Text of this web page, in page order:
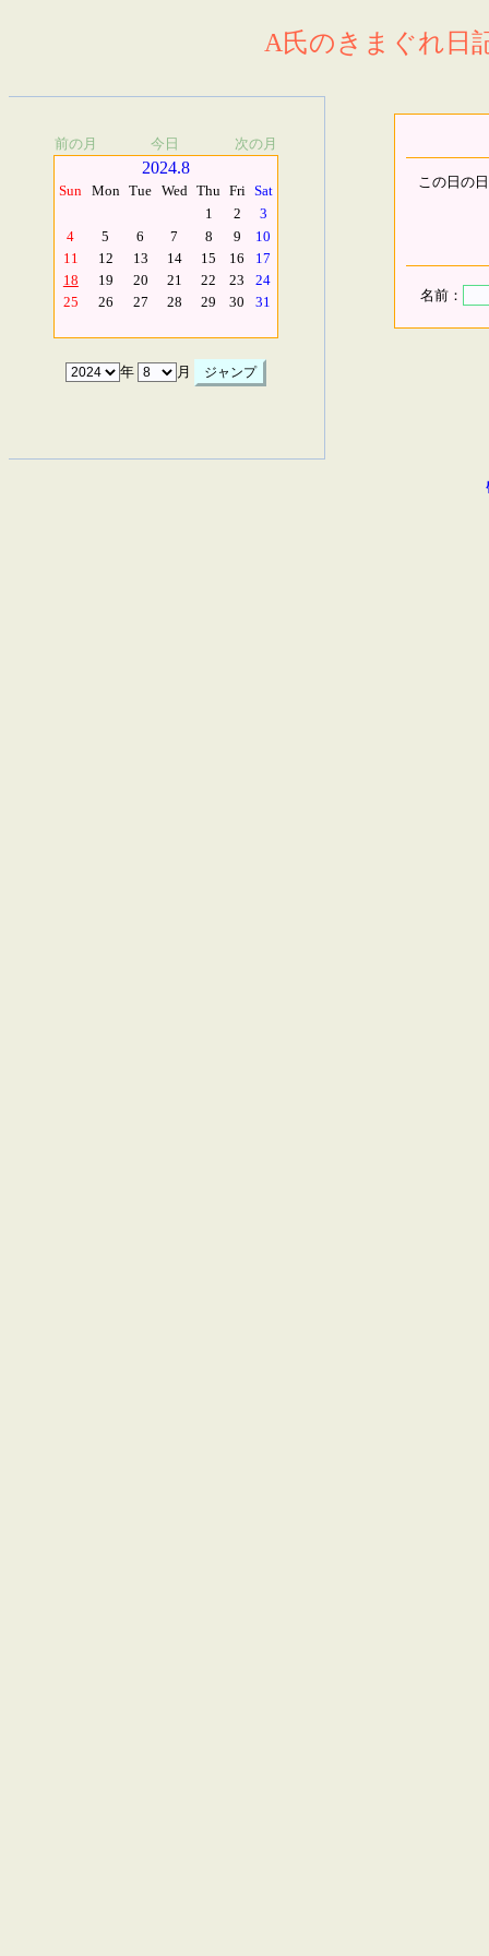
A氏のきまぐれ日
前の月 今日 次の月
2024.8
Sun Mon Tue Wed Thu Fri Sat
1
2
3
4
5 6 7 8 9
10
11
12 13 14 15 16
17
18
19 20 21 22 23
24
25
26 27 28 29 30 31
年 月
この日の
名前：